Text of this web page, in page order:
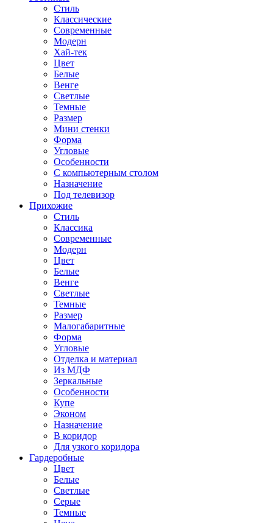
Стиль
Классические
Современные
Модерн
Хай-тек
Цвет
Белые
Венге
Светлые
Темные
Размер
Мини стенки
Форма
Угловые
Особенности
С компьютерным столом
Назначение
Под телевизор
Прихожие
Стиль
Классика
Современные
Модерн
Цвет
Белые
Венге
Светлые
Темные
Размер
Малогабаритные
Форма
Угловые
Отделка и материал
Из МДФ
Зеркальные
Особенности
Купе
Эконом
Назначение
В коридор
Для узкого коридора
Гардеробные
Цвет
Белые
Светлые
Серые
Темные